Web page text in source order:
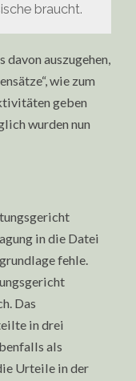
braucht.
auszugehen,
wie zum
geben
wurden nun
in die Datei
fehle.
Das
in drei
als
Urteile in der